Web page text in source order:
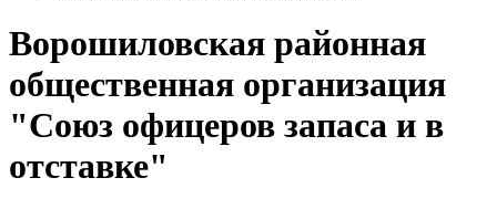
Ворошиловская районная
общественная организация
"Союз офицеров запаса и в
отставке"